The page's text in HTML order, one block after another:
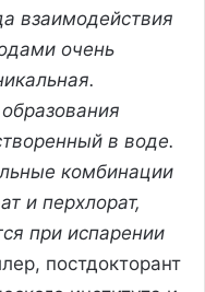
взаимодействия
очень
в воде.
комбинации
и перхлорат,
при испарении
постдокторант